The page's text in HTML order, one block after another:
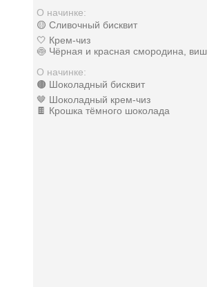
О начинке:
🟡 Сливочный бисквит
🤍 Крем-чиз
🍥 Чёрная и красная смородина,
О начинке:
🟤 Шоколадный бисквит
🤎 Шоколадный крем-чиз
🍫 Крошка тёмного шоколада